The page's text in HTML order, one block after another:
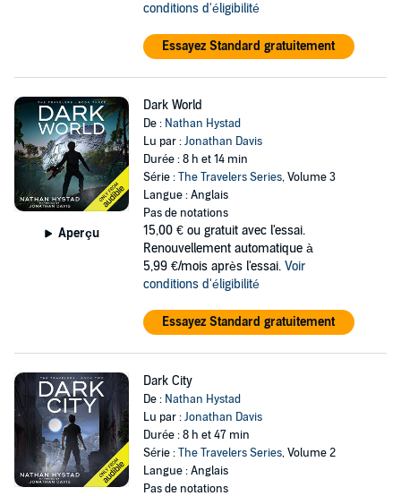
conditions d'éligibilité
Essayez Standard gratuitement
Aperçu
Dark World
De : Nathan Hystad
Lu par :Jonathan Davis
Durée : 8 h et 14 min
Série :The Travelers Series, Volume 3
Langue : Anglais
Pas de notations
15,00 € ou gratuit avec l'essai.
Renouvellement automatique à
5,99 €/mois après l'essai. Voir
conditions d'éligibilité
Essayez Standard gratuitement
Dark City
De : Nathan Hystad
Lu par :Jonathan Davis
Durée : 8 h et 47 min
Série :The Travelers Series, Volume 2
Langue : Anglais
Pas de notations